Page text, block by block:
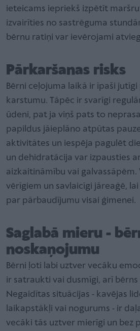
ieteicams iepriekš izpētīt
izvairīties no sastrēguma
bērnu ratiņi var ievērojami
Pārkaršanas risks
Bērni ceļojuma laikā ir īpaši
karstumu. Tāpēc ir svarīgi
ūdeni, pat ja viņš pats to
papildus jāieplāno atpūtas
aktivitātes un iespēja pagulēt
un dehidratācija var izpausties
aizkaitināmību vai
vērīgiem un savlaicīgi jāreaģē,
par pārbaudījumu visai ģimenei.
Saglabā mieru -
noskaņojumu
Bērni ļoti labi uztver vecāku
ir satraukti vai dusmīgi, arī
Negaidītas situācijas - kavējas
laikapstākļi vai nogurums - ir
vecāki tās uztver mierīgi un bez